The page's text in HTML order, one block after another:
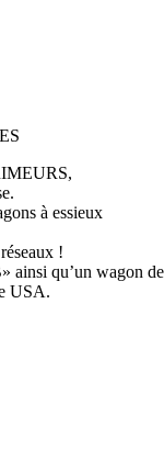
à essieux
!
ainsi qu’un wagon de
USA.